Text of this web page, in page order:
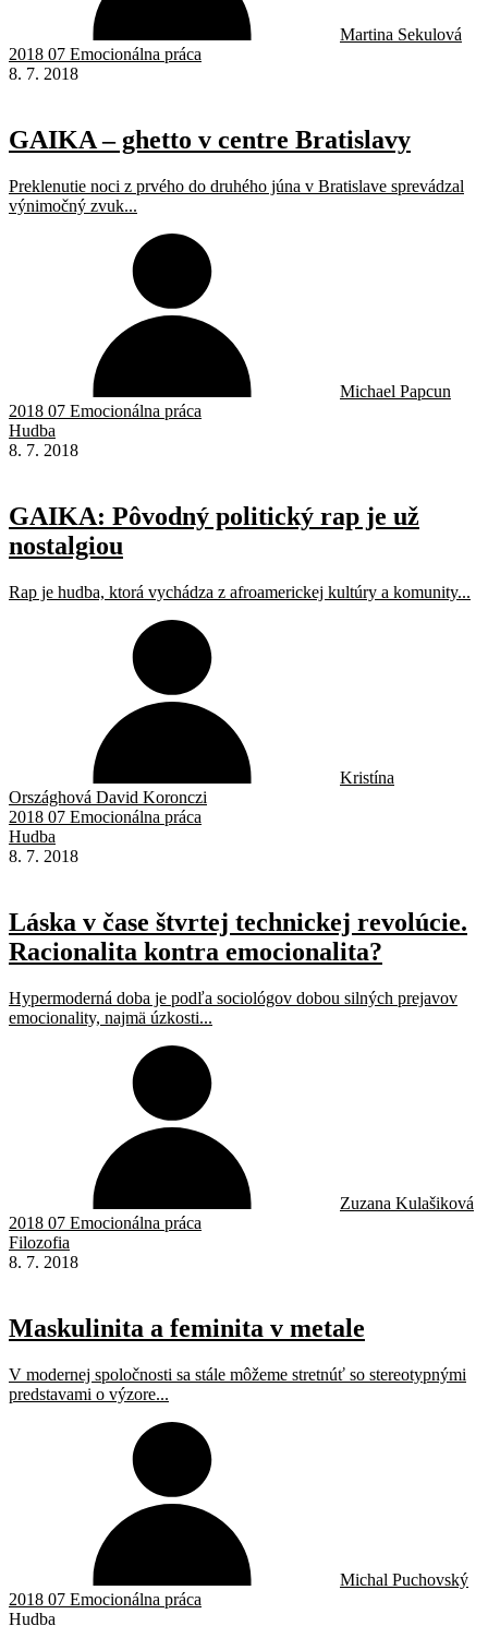
Martina Sekulová
2018 07 Emocionálna práca
8. 7. 2018
GAIKA – ghetto v centre Bratislavy
Preklenutie noci z prvého do druhého júna v Bratislave sprevádzal
výnimočný zvuk...
Michael Papcun
2018 07 Emocionálna práca
Hudba
8. 7. 2018
GAIKA: Pôvodný politický rap je už
nostalgiou
Rap je hudba, ktorá vychádza z afroamerickej kultúry a komunity...
Kristína
Országhová David Koronczi
2018 07 Emocionálna práca
Hudba
8. 7. 2018
Láska v čase štvrtej technickej revolúcie.
Racionalita kontra emocionalita?
Hypermoderná doba je podľa sociológov dobou silných prejavov
emocionality, najmä úzkosti...
Zuzana Kulašiková
2018 07 Emocionálna práca
Filozofia
8. 7. 2018
Maskulinita a feminita v metale
V modernej spoločnosti sa stále môžeme stretnúť so stereotypnými
predstavami o výzore...
Michal Puchovský
2018 07 Emocionálna práca
Hudba